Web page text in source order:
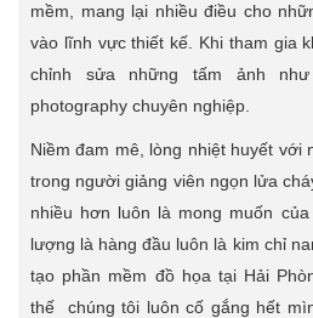
mềm, mang lại nhiều điều cho
vào lĩnh vực thiết kế. Khi tham gia
chỉnh sửa những tấm ảnh
photography chuyên nghiệp.
Niềm đam mê, lòng nhiệt huyết với
trong người giảng viên ngọn lửa
nhiều hơn luôn là mong muốn
lượng là hàng đầu luôn là kim chỉ
tạo phần mềm đồ họa tại Hải
thế chúng tôi luôn cố gắng hết